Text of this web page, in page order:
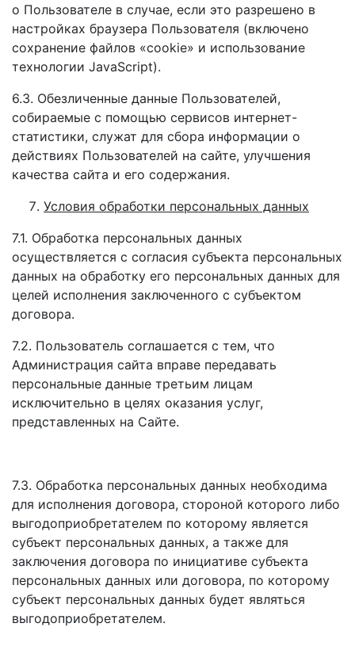
о Пользователе в случае, если это разрешено в
настройках браузера Пользователя (включено
сохранение файлов «cookie» и использование
технологии JavaScript).
6.3. Обезличенные данные Пользователей,
собираемые с помощью сервисов интернет-
статистики, служат для сбора информации о
действиях Пользователей на сайте, улучшения
качества сайта и его содержания.
Условия обработки персональных данных
7.1. Обработка персональных данных
осуществляется с согласия субъекта персональных
данных на обработку его персональных данных для
целей исполнения заключенного с субъектом
договора.
7.2. Пользователь соглашается с тем, что
Администрация сайта вправе передавать
персональные данные третьим лицам
исключительно в целях оказания услуг,
представленных на Сайте.
7.3. Обработка персональных данных необходима
для исполнения договора, стороной которого либо
выгодоприобретателем по которому является
субъект персональных данных, а также для
заключения договора по инициативе субъекта
персональных данных или договора, по которому
субъект персональных данных будет являться
выгодоприобретателем.